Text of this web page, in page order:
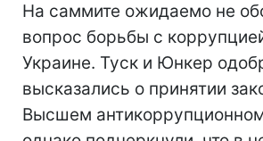
На саммите ожидаемо не
вопрос борьбы с
Украине. Туск и Юнкер
высказались о принятии
Высшем